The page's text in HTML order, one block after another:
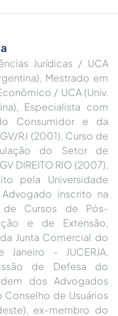
Jurídicas / UCA
Mestrado em
/ UCA (Univ.
Especialista com
Consumidor e da
RJ (2001), Curso de
do Setor de
DIREITO RIO (2007),
pela Universidade
Advogado inscrito na
de Cursos de Pós-
e de Extensão,
Junta Comercial do
- JUCERJA,
de Defesa do
dos Advogados
Conselho de Usuários
ex-membro do